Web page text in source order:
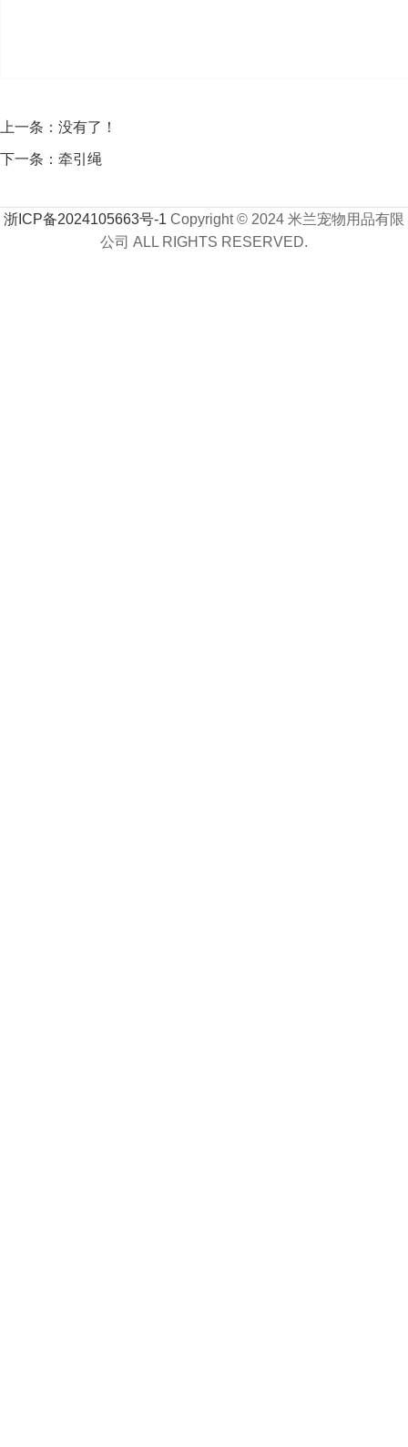
上一条：没有了！
下一条： 牵引绳
浙ICP备2024105663号-1 Copyright © 2024 米兰宠物用品有限
公司 ALL RIGHTS RESERVED.